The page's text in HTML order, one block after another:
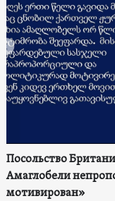
Посольство
Амаглобели
мотивирован»